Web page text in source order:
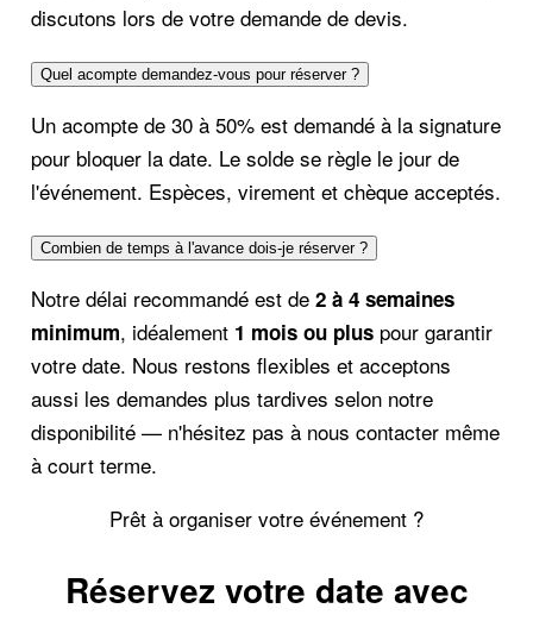
discutons lors de votre demande de devis.
Quel acompte demandez-vous pour réserver ?
Un acompte de 30 à 50% est demandé à la signature
pour bloquer la date. Le solde se règle le jour de
l'événement. Espèces, virement et chèque acceptés.
Combien de temps à l'avance dois-je réserver ?
Notre délai recommandé est de 2 à 4 semaines
minimum, idéalement 1 mois ou plus pour garantir
votre date. Nous restons flexibles et acceptons
aussi les demandes plus tardives selon notre
disponibilité — n'hésitez pas à nous contacter même
à court terme.
Prêt à organiser votre événement ?
Réservez votre date avec